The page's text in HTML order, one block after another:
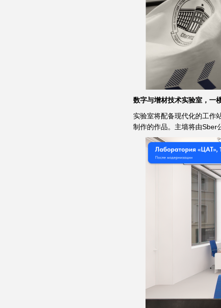
数字与增材技术实验室，一
实验室将配备现代化的工作
制作的作品。主墙将由Sber